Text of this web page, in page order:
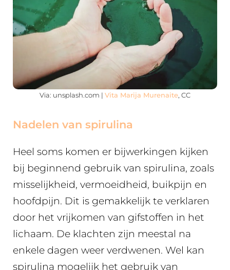
Via: unsplash.com | Vita Marija Murenaite , CC
Nadelen van spirulina
Heel soms komen er bijwerkingen kijken
bij beginnend gebruik van spirulina, zoals
misselijkheid, vermoeidheid, buikpijn en
hoofdpijn. Dit is gemakkelijk te verklaren
door het vrijkomen van gifstoffen in het
lichaam. De klachten zijn meestal na
enkele dagen weer verdwenen. Wel kan
spirulina mogelijk het gebruik van